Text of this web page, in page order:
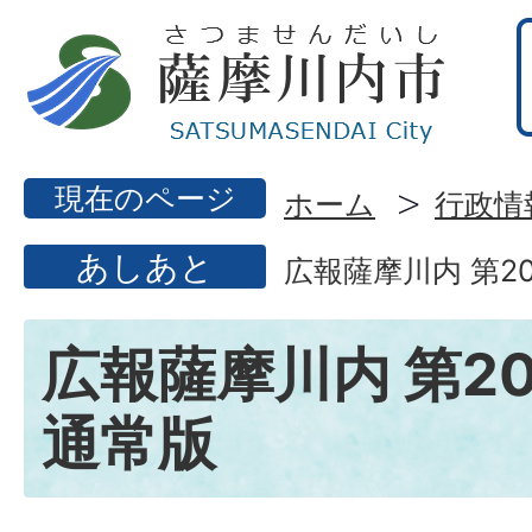
現在のページ ホーム 行政情
あしあと 広報薩摩川内 第
広報薩摩川内 第
通常版